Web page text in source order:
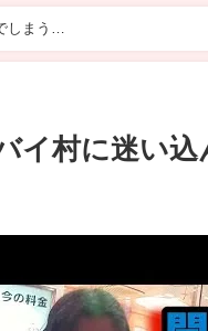
しまう…
イ村に迷い